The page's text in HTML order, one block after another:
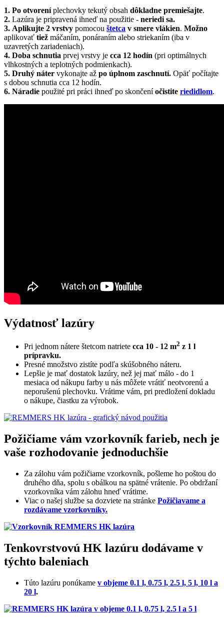
1. Po otvoreníplechovky tekutý obsah dôkladne premiešajte.
2. Lazúra je pripravená ihneď na použitie - neriedi sa.
3. Aplikujte 2 vrstvy pomocou štetca v smere vlákien. Možno
aplikovať tiež máčaním, ponáraním alebo striekaním (iba v
uzavretých zariadeniach).
4. Doba schnutia prvej vrstvy je cca 12 hodín (pri optimálnych
vlhkostných a teplotných podmienkach).
5. Druhý náter vykonajte až po úplnom zaschnutí. Opäť počítajte
s dobou schnutia cca 12 hodín.
6. Náradie použité pri práci ihneď po skončeníočistite riedidlom.
Výdatnosť lazúry
Pri jednom nátere štetcom natriete cca 10 - 12 m2 z 1 l
prípravku.
Presné množstvo zistíte podľa skúšobného náteru.
Lepšie je mať dostatok lazúry, než jej mať málo - do 1
mesiaca od nákupu farby u nás môžete vrátiť neotvorenú a
neporušenú plechovku. Vrátime vám, pri predložení dokladu
o nákupe, čiastku za výrobok.
Požičiame vám vzorkovník farieb, nech je
vaše rozhodovanie jednoduchšie
Za zálohu vám požičiame vzorkovník, pošleme ho poštou do
druhého dňa, spolu s obálkou na spätné vrátenie. Po obdržaní
vzorkovníka vám zálohu hneď vrátime.
Viac o našej službe sa dozviete na stránke Požičiavame a
rozdávame vzorkovníky.
Tenkovrstvovú HK lazúru dodávame v
týchto baleniach
Túto lazúru ponúkame v objeme 0.1 l, 0.75 l, 2.5 l, 5 l, 10 l a
20 l.